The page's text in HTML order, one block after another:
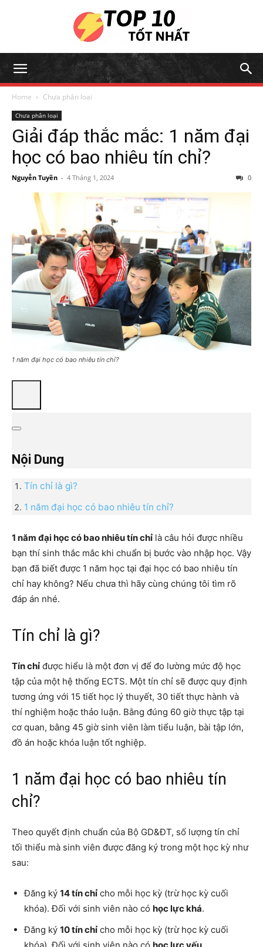
Home Chưa phân loại
Chưa phân loại
Giải đáp thắc mắc: 1 năm đại
học có bao nhiêu tín chỉ?
Nguyễn Tuyền - 4 Tháng 1, 2024 0
1 năm đại học có bao nhiêu tín chỉ?
Nội Dung
Tín chỉ là gì?
1 năm đại học có bao nhiêu tín chỉ?
1 năm đại học có bao nhiêu tín chỉ là câu hỏi được nhiều
bạn thí sinh thắc mắc khi chuẩn bị bước vào nhập học. Vậy
bạn đã biết được 1 năm học tại đại học có bao nhiêu tín
chỉ hay không? Nếu chưa thì hãy cùng chúng tôi tìm rõ
đáp án nhé.
Tín chỉ là gì?
Tín chỉ được hiểu là một đơn vị để đo lường mức độ học
tập của một hệ thống ECTS. Một tín chỉ sẽ được quy định
tương ứng với 15 tiết học lý thuyết, 30 tiết thực hành và
thí nghiệm hoặc thảo luận. Bằng đúng 60 giờ thực tập tại
cơ quan, bằng 45 giờ sinh viên làm tiểu luận, bài tập lớn,
đồ án hoặc khóa luận tốt nghiệp.
1 năm đại học có bao nhiêu tín
chỉ?
Theo quyết định chuẩn của Bộ GD&ĐT, số lượng tín chỉ
tối thiểu mà sinh viên được đăng ký trong một học kỳ như
sau:
Đăng ký 14 tín chỉ cho mỗi học kỳ (trừ học kỳ cuối
khóa). Đối với sinh viên nào có học lực khá.
Đăng ký 10 tín chỉ cho mỗi học kỳ (trừ học kỳ cuối